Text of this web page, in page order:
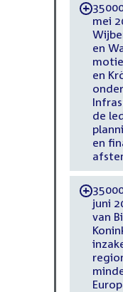
-
mei
en
en
de
en
-
juni
van